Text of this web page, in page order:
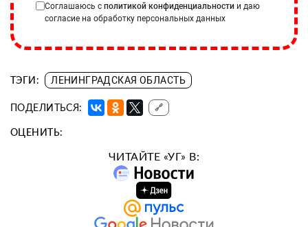
Соглашаюсь с политикой конфиденциальности и даю
согласие на обработку персональных данных
ТЭГИ: ЛЕНИНГРАДСКАЯ ОБЛАСТЬ
ПОДЕЛИТЬСЯ: 🔗
ОЦЕНИТЬ:
ЧИТАЙТЕ «УГ» В: